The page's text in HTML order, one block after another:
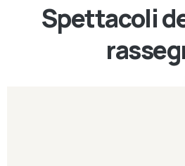
Spettacoli